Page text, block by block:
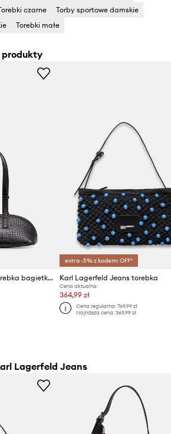
czarne
Torby sportowe damskie
Torebki małe
produkty
Karl Lagerfeld Jeans torebka bagietka damska z imitacji skóry
extra -5% z kodem: OFF*
Karl Lagerfeld Jeans torebka
Cena aktualna:
364,99 zł
Cena regularna: 769,99 zł
Najniższa cena: 369,99 zł
Lagerfeld Jeans